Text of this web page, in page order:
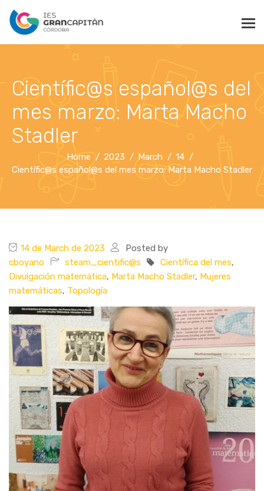
Científic@s español@s del
mes marzo: Marta Macho
Stadler
Home 2023 March
14
Científic@s español@s del mes marzo: Marta Macho Stadler
14 de March de 2023
Posted by
cboyano
steam_cientific@s Científica del mes,
Divulgación matemática, Marta Macho Stadler, Mujeres
matemáticas, Topología